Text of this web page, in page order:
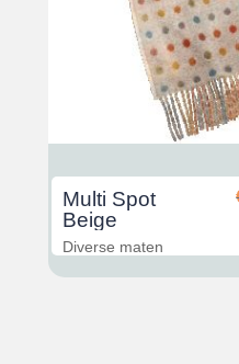
Multi Spot
Beige
Diverse maten